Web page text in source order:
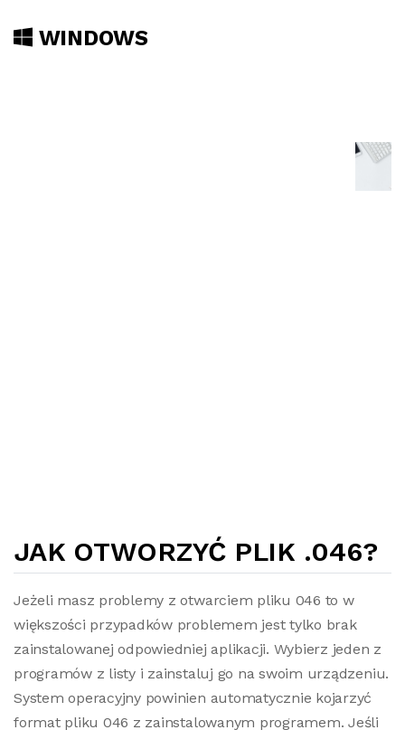
WINDOWS
JAK OTWORZYĆ PLIK .046?
Jeżeli masz problemy z otwarciem pliku 046 to w
większości przypadków problemem jest tylko brak
zainstalowanej odpowiedniej aplikacji. Wybierz jeden z
programów z listy i zainstaluj go na swoim urządzeniu.
System operacyjny powinien automatycznie kojarzyć
format pliku 046 z zainstalowanym programem. Jeśli